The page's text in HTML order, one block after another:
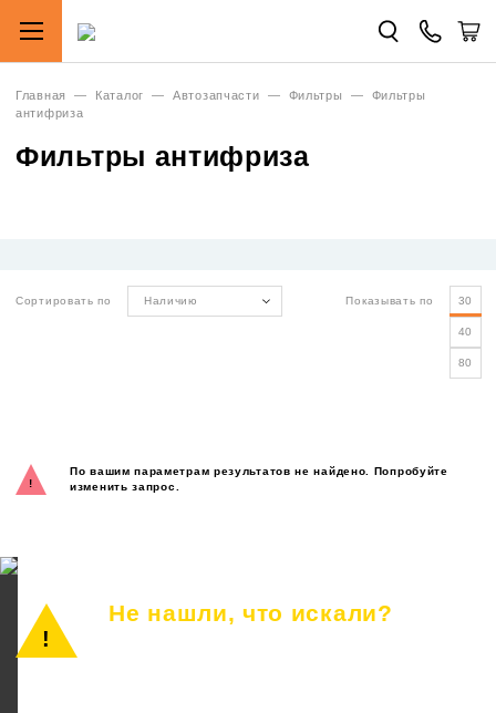
Главная — Каталог — Автозапчасти — Фильтры —
Фильтры
антифриза
Фильтры антифриза
Сортировать по Наличию Показывать по 30
40
80
По вашим параметрам результатов не найдено. Попробуйте
изменить запрос.
Не нашли, что искали?